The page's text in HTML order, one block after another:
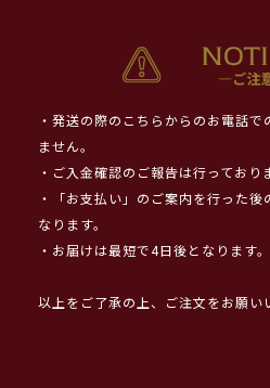
・発送の際のこちらからのお電話で
ません。
・ご入金確認のご報告は行っており
・「お支払い」のご案内を行った後
なります。
・お届けは最短で4日後となります。
以上をご了承の上、ご注文をお願い